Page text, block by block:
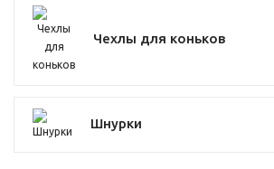
Чехлы для коньков
Шнурки